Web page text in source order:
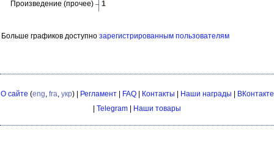
Больше графиков доступно зарегистрированным пользователям
О сайте (eng, fra, укр) | Регламент| FAQ| Контакты Наши награды
ВКонтакте
Telegram Наши товары